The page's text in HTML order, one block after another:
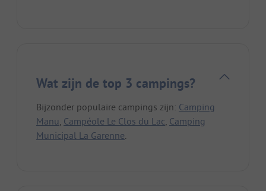
Wat zijn de top 3 campings?
Bijzonder populaire campings zijn: Camping
Manu, Campéole Le Clos du Lac, Camping
Municipal La Garenne.